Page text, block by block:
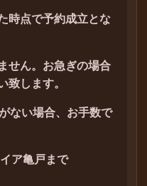
時点で予約成立とな
せん。お急ぎの場合
致します。
ない場合、お手数で
ア亀戸まで